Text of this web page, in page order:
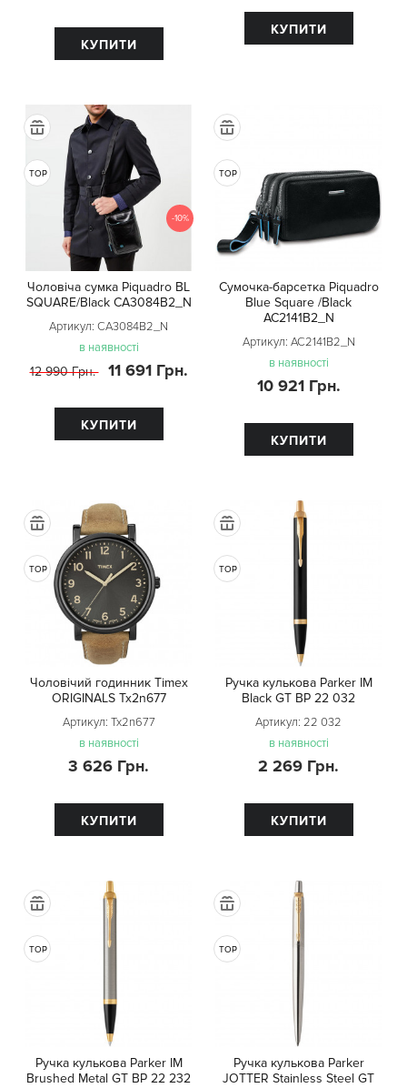
КУПИТИ
КУПИТИ
-10%
TOP
Чоловіча сумка Piquadro BL
SQUARE/Black CA3084B2_N
Артикул: CA3084B2_N
в наявності
12 990 Грн. 11 691 Грн.
КУПИТИ
TOP
Сумочка-барсетка Piquadro
Blue Square /Black
AC2141B2_N
Артикул: AC2141B2_N
в наявності
10 921 Грн.
КУПИТИ
TOP
Чоловічий годинник Timex
ORIGINALS Tx2n677
Артикул: Tx2n677
в наявності
3 626 Грн.
КУПИТИ
TOP
Ручка кулькова Parker IM
Black GT BP 22 032
Артикул: 22 032
в наявності
2 269 Грн.
КУПИТИ
TOP
Ручка кулькова Parker IM
Brushed Metal GT BP 22 232
TOP
Ручка кулькова Parker
JOTTER Stainless Steel GT